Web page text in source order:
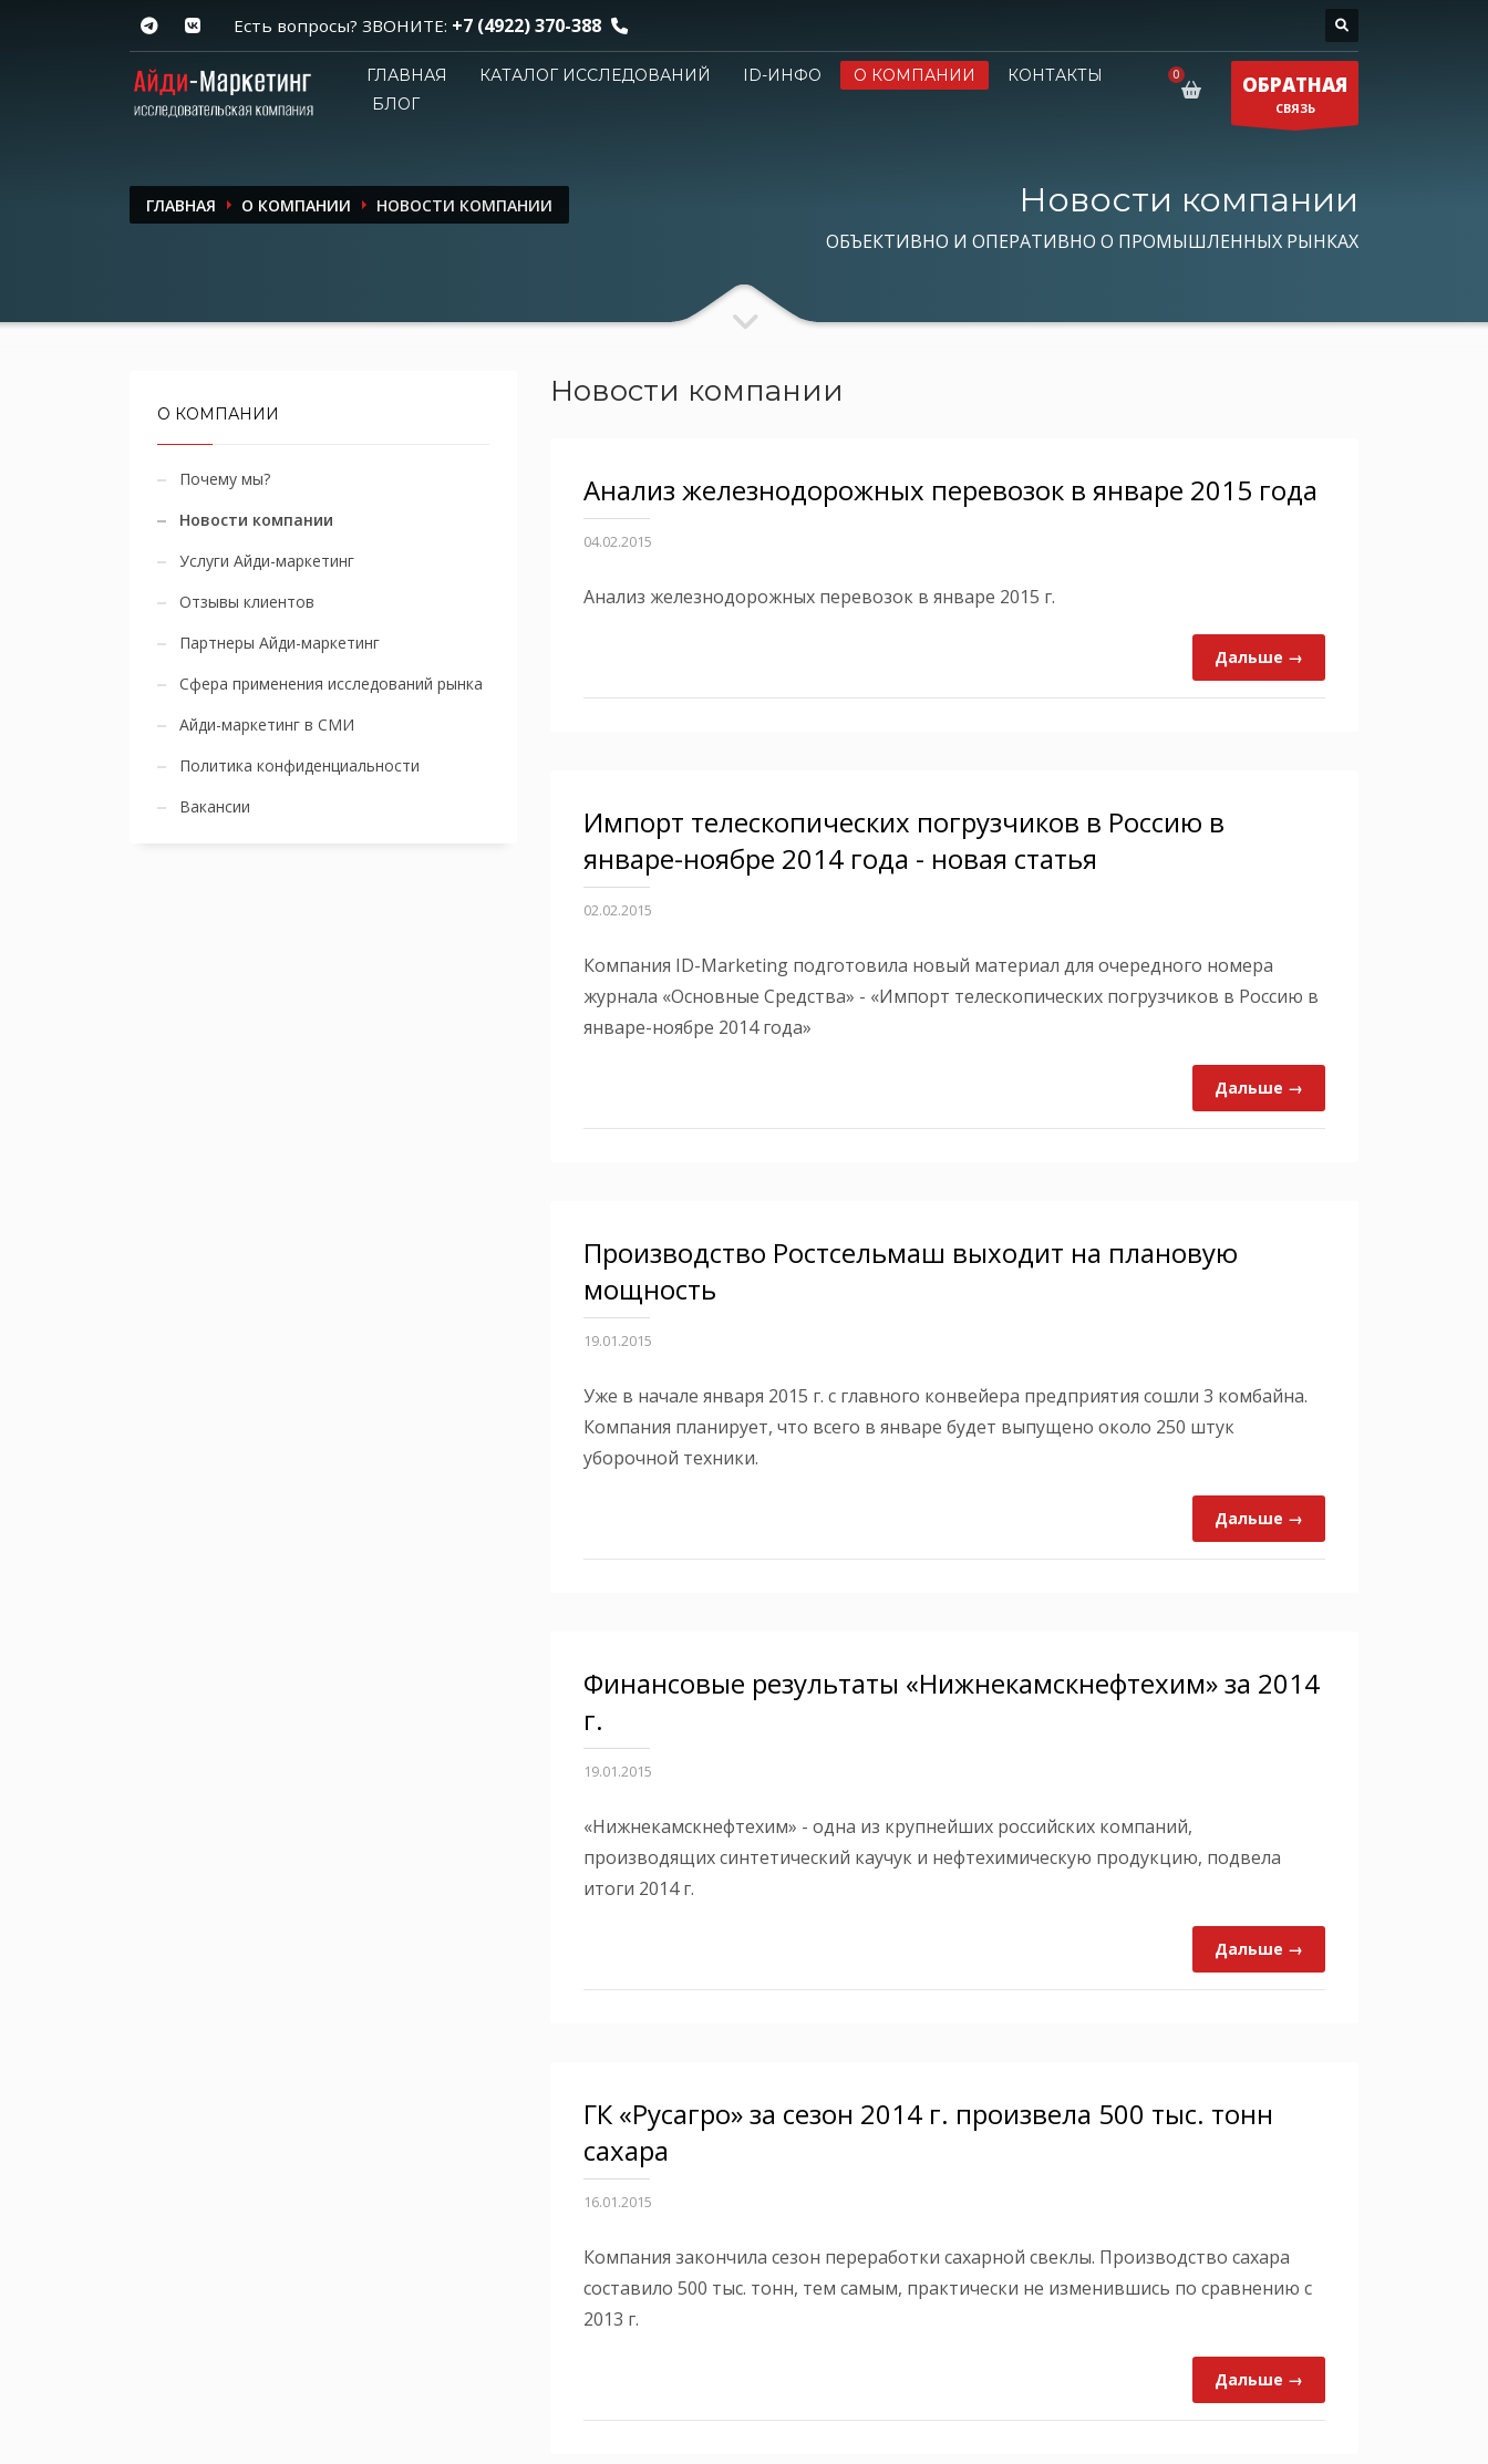
Есть вопросы? ЗВОНИТЕ: +7 (4922) 370-388
ГЛАВНАЯ КАТАЛОГ ИССЛЕДОВАНИЙ ID-ИНФО О КОМПАНИИ
КОНТАКТЫ
БЛОГ
ОБРАТНАЯ
СВЯЗЬ
ГЛАВНАЯ О КОМПАНИИ НОВОСТИ КОМПАНИИ Новости компании
ОБЪЕКТИВНО И ОПЕРАТИВНО О ПРОМЫШЛЕННЫХ РЫНКАХ
Новости компании
Анализ железнодорожных перевозок в январе 2015 года
04.02.2015
Анализ железнодорожных перевозок в январе 2015 г.
Дальше →
Импорт телескопических погрузчиков в Россию в
январе-ноябре 2014 года - новая статья
02.02.2015
Компания ID-Marketing подготовила новый материал для очередного номера
журнала «Основные Средства» - «Импорт телескопических погрузчиков в Россию в
январе-ноябре 2014 года»
Дальше →
Производство Ростсельмаш выходит на плановую
мощность
19.01.2015
Уже в начале января 2015 г. с главного конвейера предприятия сошли 3 комбайна.
Компания планирует, что всего в январе будет выпущено около 250 штук
уборочной техники.
Дальше →
Финансовые результаты «Нижнекамскнефтехим» за 2014
г.
19.01.2015
«Нижнекамскнефтехим» - одна из крупнейших российских компаний,
производящих синтетический каучук и нефтехимическую продукцию, подвела
итоги 2014 г.
Дальше →
ГК «Русагро» за сезон 2014 г. произвела 500 тыс. тонн
сахара
16.01.2015
Компания закончила сезон переработки сахарной свеклы. Производство сахара
составило 500 тыс. тонн, тем самым, практически не изменившись по сравнению с
2013 г.
Дальше →
О КОМПАНИИ
Почему мы?
Новости компании
Услуги Айди-маркетинг
Отзывы клиентов
Партнеры Айди-маркетинг
Сфера применения исследований рынка
Айди-маркетинг в СМИ
Политика конфиденциальности
Вакансии